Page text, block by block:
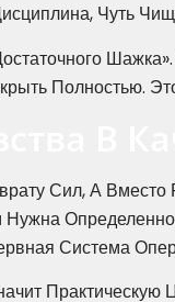
Чуть
Полностью.
Сил, А Вместо
Система